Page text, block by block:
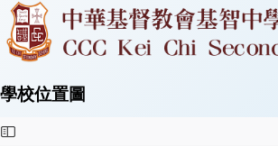
學校位置圖